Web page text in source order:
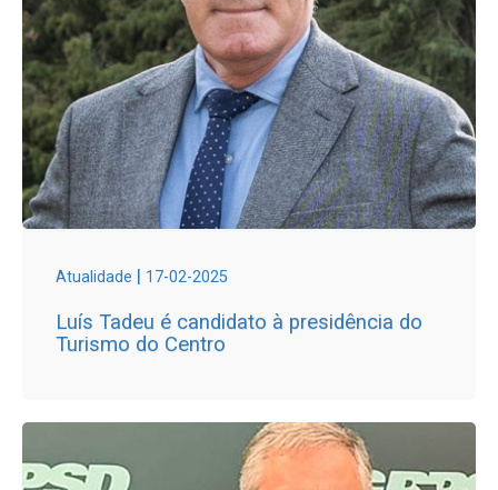
Atualidade | 17-02-2025
Luís Tadeu é candidato à presidência do
Turismo do Centro